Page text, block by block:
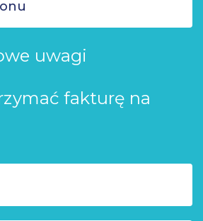
uwagi
fakturę na